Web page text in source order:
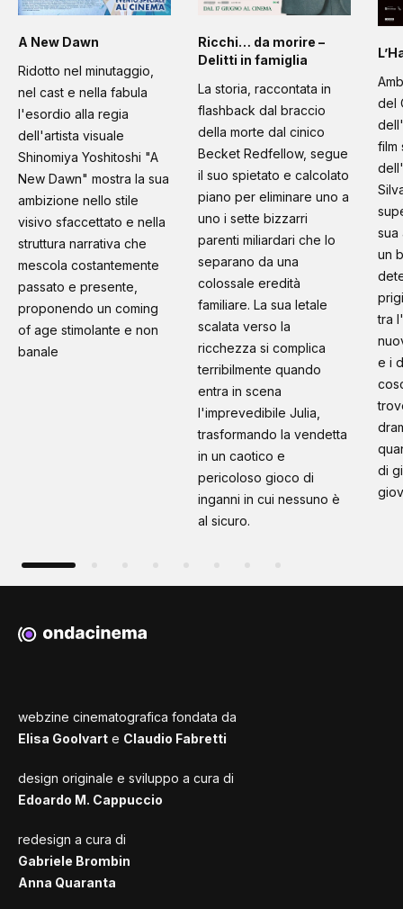
A New Dawn
Ridotto nel minutaggio,
nel cast e nella fabula
l'esordio alla regia
dell'artista visuale
Shinomiya Yoshitoshi "A
New Dawn" mostra la sua
ambizione nello stile
visivo sfaccettato e nella
struttura narrativa che
mescola costantemente
passato e presente,
proponendo un coming
of age stimolante e non
banale
Ricchi… da morire –
Delitti in famiglia
La storia, raccontata in
flashback dal braccio
della morte dal cinico
Becket Redfellow, segue
il suo spietato e calcolato
piano per eliminare uno a
uno i sette bizzarri
parenti miliardari che lo
separano da una
colossale eredità
familiare. La sua letale
scalata verso la
ricchezza si complica
terribilmente quando
entra in scena
l'imprevedibile Julia,
trasformando la vendetta
in un caotico e
pericoloso gioco di
inganni in cui nessuno è
al sicuro.
del
film
sua
un
tra
e i
di
webzine cinematografica fondata da
Elisa Goolvart e Claudio Fabretti
design originale e sviluppo a cura di
Edoardo M. Cappuccio
redesign a cura di
Gabriele Brombin
Anna Quaranta